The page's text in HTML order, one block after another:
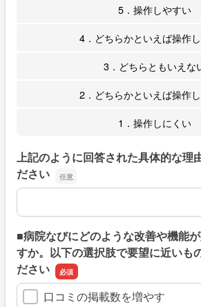
5．操作しやすい
4．どちらかといえば操作
3．どちらともいえな
2．どちらかといえば操作
1．操作しにくい
上記のように回答された具体的な理
ださい
上記のように回答された具体的な理
■病院なびにどのような改善や機能
すか。以下の選択肢で要望に近いも
ださい
口コミの掲載数を増やす